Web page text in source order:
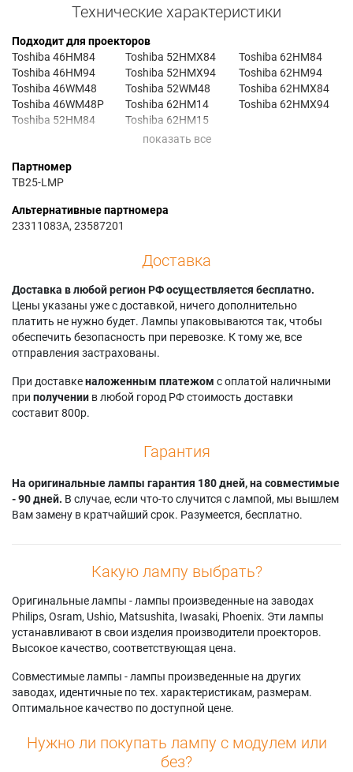
Технические характеристики
Подходит для проекторов
Toshiba 46HM84
Toshiba 46HM94
Toshiba 46WM48
Toshiba 46WM48P
Toshiba 52HM84
Toshiba 52HMX84
Toshiba 52HMX94
Toshiba 52WM48
Toshiba 62HM14
Toshiba 62HM15
Toshiba 62HM15B
Toshiba 62HM84
Toshiba 62HM94
Toshiba 62HMX84
Toshiba 62HMX94
Партномер
TB25-LMP
Альтернативные партномера
23311083A, 23587201
Доставка
Доставка в любой регион РФ осуществляется бесплатно.
Цены указаны уже с доставкой, ничего дополнительно
платить не нужно будет. Лампы упаковываются так, чтобы
обеспечить безопасность при перевозке. К тому же, все
отправления застрахованы.
При доставкеналоженным платежом с оплатой наличными
при получении в любой город РФ стоимость доставки
составит 800р.
Гарантия
На оригинальные лампы гарантия 180 дней, на совместимые
- 90 дней. В случае, если что-то случится с лампой, мы вышлем
Вам замену в кратчайший срок. Разумеется, бесплатно.
Какую лампу выбрать?
Оригинальные лампы - лампы произведенные на заводах
Philips, Osram, Ushio, Matsushita, Iwasaki, Phoenix. Эти лампы
устанавливают в свои изделия производители проекторов.
Высокое качество, соответствующая цена.
Совместимые лампы - лампы произведенные на других
заводах, идентичные по тех. характеристикам, размерам.
Оптимальное качество по доступной цене.
Нужно ли покупать лампу с модулем или
без?